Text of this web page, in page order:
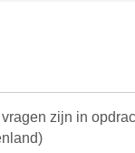
zijn in